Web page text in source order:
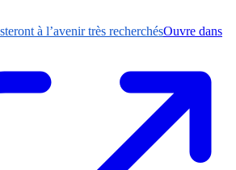
à l’avenir très recherchésOuvre dans